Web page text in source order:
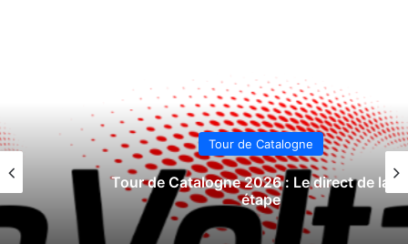
Tour de Catalogne
Tour de Catalogne 2026 : Le direct de la 5e
étape